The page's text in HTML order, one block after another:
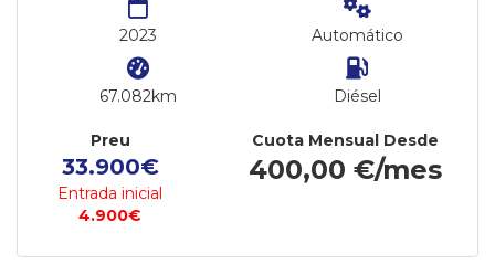
2023
67.082km
Automático
Diésel
Preu
33.900€
Entrada inicial
4.900€
Cuota Mensual Desde
400,00 €/mes